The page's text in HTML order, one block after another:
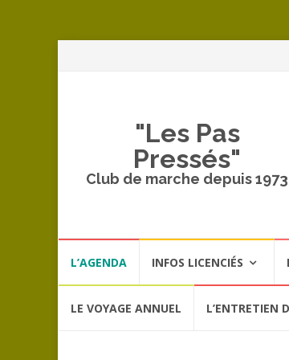
"Les Pas
Pressés"
Club de marche depuis 1973
contenu
L’AGENDA INFOS LICENCIÉS
LE VOYAGE ANNUEL L’ENTRETIEN